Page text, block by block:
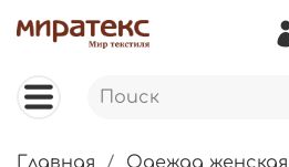
Главная
Одежда женская